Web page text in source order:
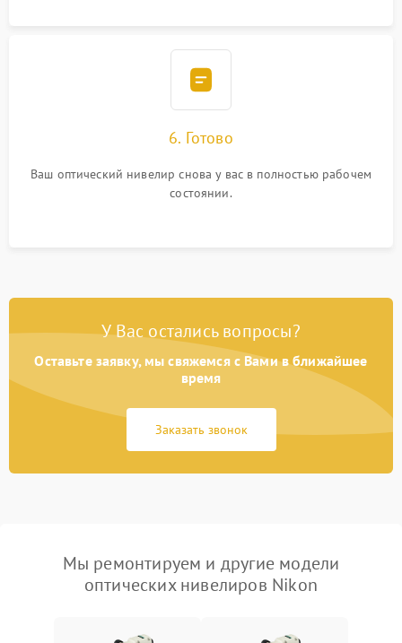
6. Готово
Ваш оптический нивелир снова у вас в полностью рабочем
состоянии.
У Вас остались вопросы?
Оставьте заявку, мы свяжемся с Вами в ближайшее
время
Заказать звонок
Мы ремонтируем и другие модели
оптических нивелиров Nikon